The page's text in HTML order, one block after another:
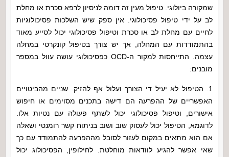
שמקורה ביולוגי. טיפול מעין זה דומה לניסיון לרפא סכרת או מחלת
לב על ידי טיפול פסיכולוגי. אין ספק שיש השלכות פסיכולוגיות
לחיים עם מחלת לב או סכרת וטיפול פסיכולוגי יכול לסייע מאוד
בהתמודדות עם המחלה, אך יש צורך בטיפול קונקרטי במחלה
עצמה. התייחסות למקור ה-OCD כפסיכולוגי עושה עוול במספר
מובנים:
1. הטיפול לא יעיל די הצורך ועלול אף להזיק. שניים מהביטויים
האפשריים של ההפרעה הם דישה בתכנים מסוימים או חיפוש
אישורים, וטיפול פסיכולוגי יכול לשתף פעולה עם נטיות אלו.
לדוגמא, הטיפול יכול לעסוק שוב ושוב בניתוח קשר רומנטי ושאלה
אם הוא מתאים במקום לעזור לסובל מההפרעה להתמודד עם כך
שאי אפשר להגיע לוודאות מוחלטת. לחילופין, הפסיכולוג יכול